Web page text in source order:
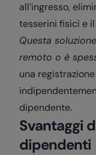
all’ingresso,
tesserini fisici e
Questa
remoto o è
una
dipendente.
Svantaggi
dipendenti